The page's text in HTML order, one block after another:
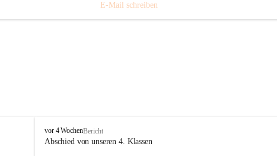
E-Mail schreiben
V
o
vor 4 WochenBericht
Abschied von unseren 4. Klassen